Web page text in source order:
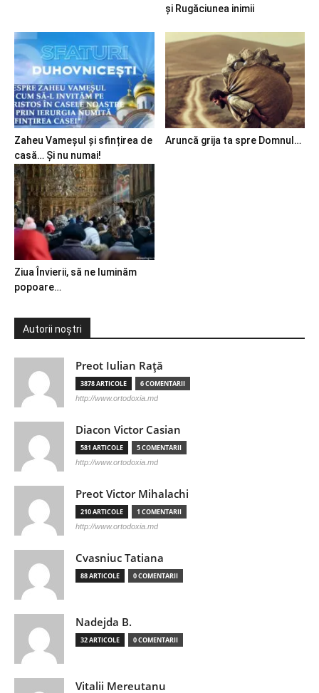
și Rugăciunea inimii
Zaheu Vameșul și sfințirea de
casă… Și nu numai!
Aruncă grija ta spre Domnul…
Ziua Învierii, să ne luminăm
popoare…
Autorii noștri
Preot Iulian Raţă
3878 ARTICOLE 6 COMENTARII
http://www.ortodoxia.md
Diacon Victor Casian
581 ARTICOLE 5 COMENTARII
http://www.ortodoxia.md
Preot Victor Mihalachi
210 ARTICOLE 1 COMENTARII
http://www.ortodoxia.md
Cvasniuc Tatiana
88 ARTICOLE 0 COMENTARII
Nadejda B.
32 ARTICOLE 0 COMENTARII
Vitalii Mereutanu